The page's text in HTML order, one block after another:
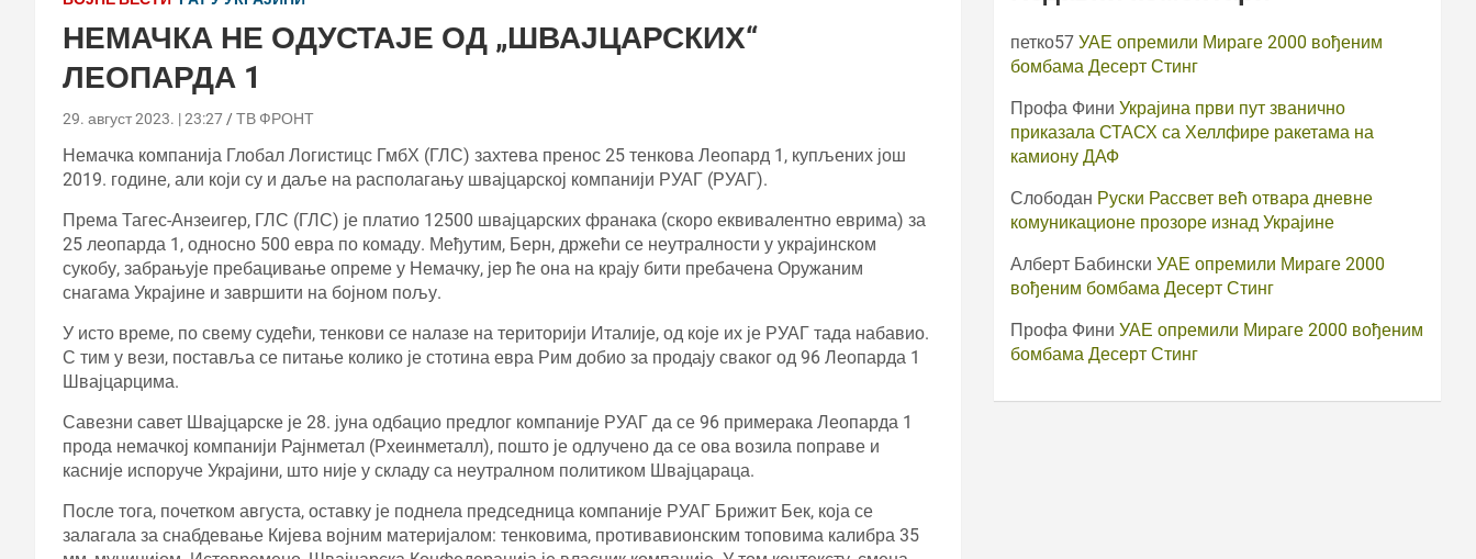
НЕМАЧКА НЕ ОДУСТАЈЕ ОД „ШВАЈЦАРСКИХ“
ЛЕОПАРДА 1
29. август 2023. | 23:27 ТВ ФРОНТ
Немачка компанија Глобал Логистицс ГмбХ (ГЛС) захтева пренос 25 тенкова Леопард 1, купљених још
2019. године, али који су и даље на располагању швајцарској компанији РУАГ (РУАГ).
Према Тагес-Анзеигер, ГЛС (ГЛС) је платио 12500 швајцарских франака (скоро еквивалентно еврима) за
25 леопарда 1, односно 500 евра по комаду. Међутим, Берн, држећи се неутралности у украјинском
сукобу, забрањује пребацивање опреме у Немачку, јер ће она на крају бити пребачена Оружаним
снагама Украјине и завршити на бојном пољу.
У исто време, по свему судећи, тенкови се налазе на територији Италије, од које их је РУАГ тада набавио.
С тим у вези, поставља се питање колико је стотина евра Рим добио за продају сваког од 96 Леопарда 1
Швајцарцима.
Савезни савет Швајцарске је 28. јуна одбацио предлог компаније РУАГ да се 96 примерака Леопарда 1
прода немачкој компанији Рајнметал (Рхеинметалл), пошто је одлучено да се ова возила поправе и
касније испоруче Украјини, што није у складу са неутралном политиком Швајцараца.
После тога, почетком августа, оставку је поднела председница компаније РУАГ Брижит Бек, која се
залагала за снабдевање Кијева војним материјалом: тенковима, противавионским топовима калибра 35
петко57 УАЕ опремили Мираге 2000 вођеним
бомбама Десерт Стинг
Профа Фини Украјина први пут званично
приказала СТАСХ са Хеллфире ракетама на
камиону ДАФ
Слободан Руски Рассвет већ отвара дневне
комуникационе прозоре изнад Украјине
Алберт Бабински УАЕ опремили Мираге 2000
вођеним бомбама Десерт Стинг
Профа Фини УАЕ опремили Мираге 2000 вођеним
бомбама Десерт Стинг